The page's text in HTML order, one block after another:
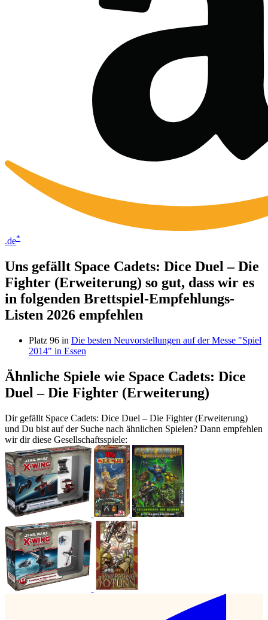
.de*
Uns gefällt Space Cadets: Dice Duel – Die
Fighter (Erweiterung) so gut, dass wir es
in folgenden Brettspiel-Empfehlungs-
Listen 2026 empfehlen
Platz 96 in Die besten Neuvorstellungen auf der Messe "Spiel
2014" in Essen
Ähnliche Spiele wie Space Cadets: Dice
Duel – Die Fighter (Erweiterung)
Dir gefällt Space Cadets: Dice Duel – Die Fighter (Erweiterung)
und Du bist auf der Suche nach ähnlichen Spielen? Dann empfehlen
wir dir diese Gesellschaftsspiele: